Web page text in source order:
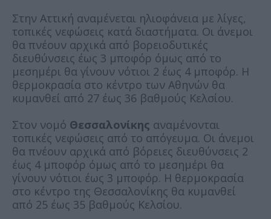
Στην Αττική αναμένεται ηλιοφάνεια με λίγες,
τοπικές νεφώσεις κατά διαστήματα. Οι άνεμοι
θα πνέουν αρχικά από βορειοδυτικές
διευθύνσεις έως 3 μποφόρ όμως από το
μεσημέρι θα γίνουν νότιοι 2 έως 4 μποφόρ. Η
θερμοκρασία στο κέντρο των Αθηνών θα
κυμανθεί από 27 έως 36 βαθμούς Κελσίου.
Στον νομό Θεσσαλονίκης αναμένονται
τοπικές νεφώσεις από το απόγευμα. Οι άνεμοι
θα πνέουν αρχικά από βόρειες διευθύνσεις 2
έως 4 μποφόρ όμως από το μεσημέρι θα
γίνουν νότιοι έως 3 μποφόρ. Η θερμοκρασία
στο κέντρο της Θεσσαλονίκης θα κυμανθεί
από 25 έως 35 βαθμούς Κελσίου.